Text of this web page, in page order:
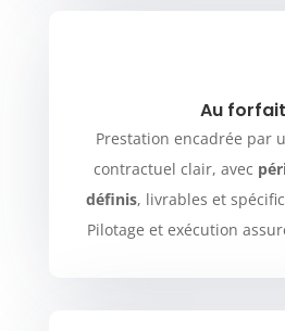
Au forfait
Prestation encadrée par
contractuel clair, avec
définis, livrables et
Pilotage et exécution